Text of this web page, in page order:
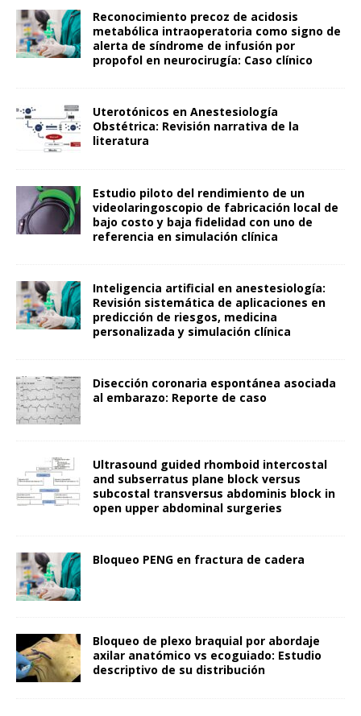
Reconocimiento precoz de acidosis
metabólica intraoperatoria como signo de
alerta de síndrome de infusión por
propofol en neurocirugía: Caso clínico
Uterotónicos en Anestesiología
Obstétrica: Revisión narrativa de la
literatura
Estudio piloto del rendimiento de un
videolaringoscopio de fabricación local de
bajo costo y baja fidelidad con uno de
referencia en simulación clínica
Inteligencia artificial en anestesiología:
Revisión sistemática de aplicaciones en
predicción de riesgos, medicina
personalizada y simulación clínica
Disección coronaria espontánea asociada
al embarazo: Reporte de caso
Ultrasound guided rhomboid intercostal
and subserratus plane block versus
subcostal transversus abdominis block in
open upper abdominal surgeries
Bloqueo PENG en fractura de cadera
Bloqueo de plexo braquial por abordaje
axilar anatómico vs ecoguiado: Estudio
descriptivo de su distribución